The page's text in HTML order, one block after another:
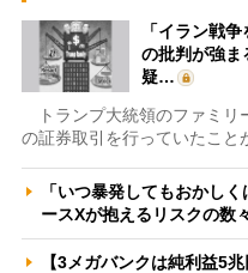
「イラン戦
の批判が強ま
疑…
トランプ大統領のファミリ
の証券取引を行っていたこと
「いつ暴発してもおかし
ースXが抱えるリスクの数
【3メガバンクは純利益5